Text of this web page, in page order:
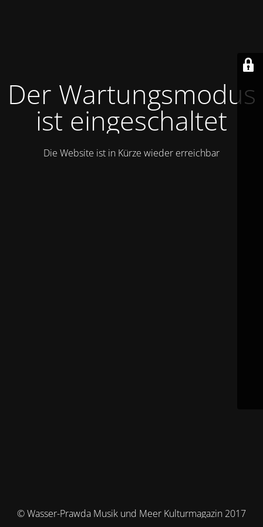
Der Wartungsmodus
ist eingeschaltet
Die Website ist in Kürze wieder erreichbar
© Wasser-Prawda Musik und Meer Kulturmagazin 2017